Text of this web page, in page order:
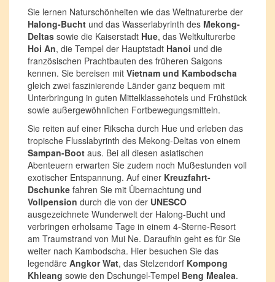
Sie lernen Naturschönheiten wie das Weltnaturerbe der
Halong-Bucht und das Wasserlabyrinth des Mekong-
Deltas sowie die Kaiserstadt Hue, das Weltkulturerbe
Hoi An, die Tempel der Hauptstadt Hanoi und die
französischen Prachtbauten des früheren Saigons
kennen. Sie bereisen mit Vietnam und Kambodscha
gleich zwei faszinierende Länder ganz bequem mit
Unterbringung in guten Mittelklassehotels und Frühstück
sowie außergewöhnlichen Fortbewegungsmitteln.
Sie reiten auf einer Rikscha durch Hue und erleben das
tropische Flusslabyrinth des Mekong-Deltas von einem
Sampan-Boot aus. Bei all diesen asiatischen
Abenteuern erwarten Sie zudem noch Mußestunden voll
exotischer Entspannung. Auf einer Kreuzfahrt-
Dschunke fahren Sie mit Übernachtung und
Vollpension durch die von der UNESCO
ausgezeichnete Wunderwelt der Halong-Bucht und
verbringen erholsame Tage in einem 4-Sterne-Resort
am Traumstrand von Mui Ne. Daraufhin geht es für Sie
weiter nach Kambodscha. Hier besuchen Sie das
legendäre Angkor Wat, das Stelzendorf Kompong
Khleang sowie den Dschungel-Tempel Beng Mealea.